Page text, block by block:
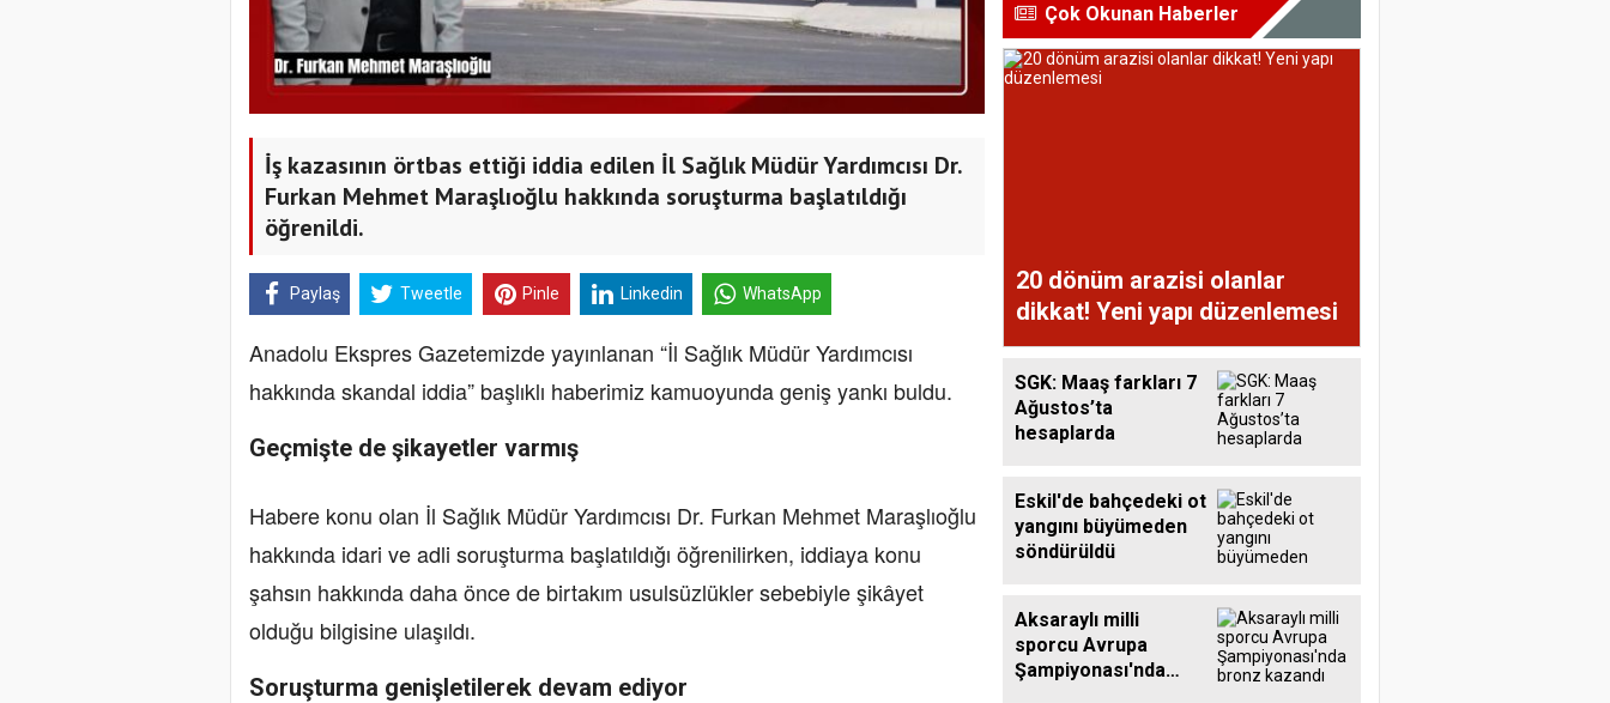
İş kazasının örtbas ettiği iddia edilen İl Sağlık Müdür Yardımcısı Dr.
Furkan Mehmet Maraşlıoğlu hakkında soruşturma başlatıldığı
öğrenildi.
Paylaş Tweetle Pinle Linkedin WhatsApp
Anadolu Ekspres Gazetemizde yayınlanan “İl Sağlık Müdür Yardımcısı
hakkında skandal iddia” başlıklı haberimiz kamuoyunda geniş yankı buldu.
Geçmişte de şikayetler varmış
Habere konu olan İl Sağlık Müdür Yardımcısı Dr. Furkan Mehmet Maraşlıoğlu
hakkında idari ve adli soruşturma başlatıldığı öğrenilirken, iddiaya konu
şahsın hakkında daha önce de birtakım usulsüzlükler sebebiyle şikâyet
olduğu bilgisine ulaşıldı.
Soruşturma genişletilerek devam ediyor
Çok Okunan Haberler
20 dönüm arazisi olanlar
dikkat! Yeni yapı düzenlemesi
SGK: Maaş farkları 7
Ağustos’ta
hesaplarda
Eskil'de bahçedeki ot
yangını büyümeden
söndürüldü
Aksaraylı milli
sporcu Avrupa
Şampiyonası'nda